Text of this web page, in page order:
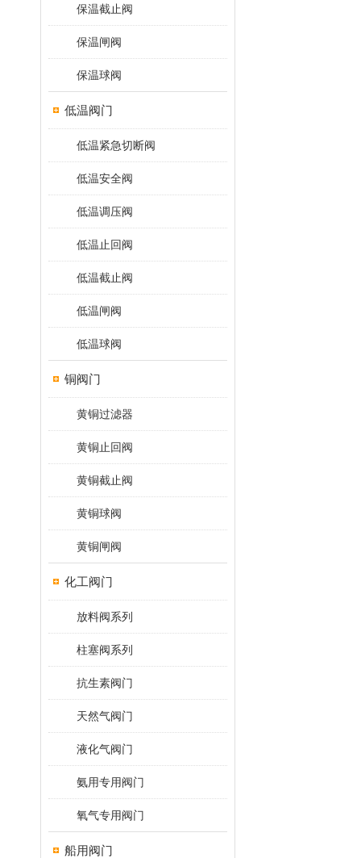
保温截止阀
保温闸阀
保温球阀
低温阀门
低温紧急切断阀
低温安全阀
低温调压阀
低温止回阀
低温截止阀
低温闸阀
低温球阀
铜阀门
黄铜过滤器
黄铜止回阀
黄铜截止阀
黄铜球阀
黄铜闸阀
化工阀门
放料阀系列
柱塞阀系列
抗生素阀门
天然气阀门
液化气阀门
氨用专用阀门
氧气专用阀门
船用阀门